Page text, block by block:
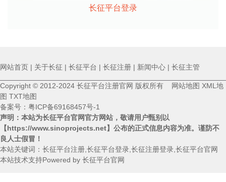
长征平台登录
网站首页 | 关于长征 | 长征平台 | 长征注册 | 新闻中心 | 长征主管
Copyright © 2012-2024 长征平台注册官网 版权所有 网站地图 XML地
图 TXT地图
备案号： 粤ICP备69168457号-1
声明：本站为长征平台官网官方网站，敬请用户甄别以
【https://www.sinoprojects.net】 公布的正式信息内容为准。谨防不
良人士假冒！
本站关键词：长征平台注册,长征平台登录,长征注册登录,长征平台官网
本站技术支持Powered by 长征平台官网